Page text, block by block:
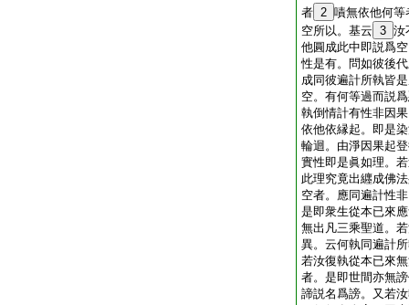
者 2 嘖無依他何等
空所以。基云 3 汝
他圓成此中即説爲
性是有。問如彼後
成同彼遍計所執皆
空。有何等過而説
執倒情計有性非因
依他依縁起。即是
輪迴。由淨因果起
實性即是眞如理。
此理究竟出纒成佛
空者。應同遍計性
是即衆生從本已來
無出凡三乘聖道。
異。云何執同遍計
若汝復執從本已來
者。是即世間亦無
諦説名爲謗。又若